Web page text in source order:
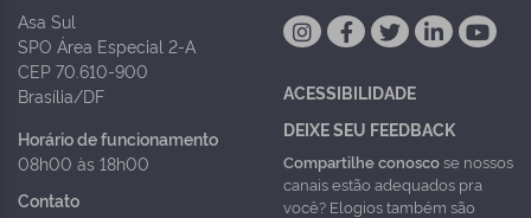
Asa Sul
SPO Área Especial 2-A
CEP 70.610-900
Brasília/DF
Horário de funcionamento
08h00 às 18h00
Contato
ACESSIBILIDADE
DEIXE SEU FEEDBACK
Compartilhe conoscose nossos
canais estão adequados pra
você? Elogios também são